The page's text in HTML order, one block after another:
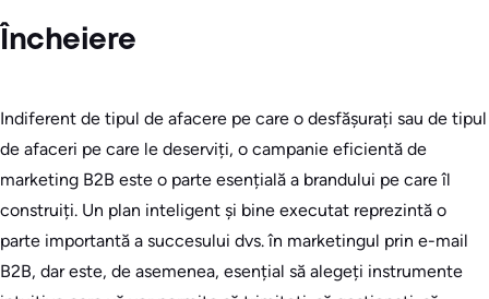
Încheiere
Indiferent de tipul de afacere pe care o desfășurați sau de tipul
de afaceri pe care le deserviți, o campanie eficientă de
marketing B2B este o parte esențială a brandului pe care îl
construiți. Un plan inteligent și bine executat reprezintă o
parte importantă a succesului dvs. în marketingul prin e-mail
B2B, dar este, de asemenea, esențial să alegeți instrumente